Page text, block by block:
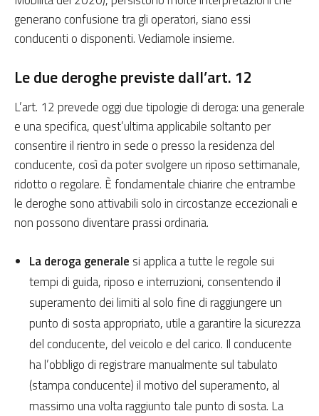
generano confusione tra gli operatori, siano essi
conducenti o disponenti. Vediamole insieme.
Le due deroghe previste dall’art. 12
L’art. 12 prevede oggi due tipologie di deroga: una generale
e una specifica, quest’ultima applicabile soltanto per
consentire il rientro in sede o presso la residenza del
conducente, così da poter svolgere un riposo settimanale,
ridotto o regolare. È fondamentale chiarire che entrambe
le deroghe sono attivabili solo in circostanze eccezionali e
non possono diventare prassi ordinaria.
La deroga generale si applica a tutte le regole sui
tempi di guida, riposo e interruzioni, consentendo il
superamento dei limiti al solo fine di raggiungere un
punto di sosta appropriato, utile a garantire la sicurezza
del conducente, del veicolo e del carico. Il conducente
ha l’obbligo di registrare manualmente sul tabulato
(stampa conducente) il motivo del superamento, al
massimo una volta raggiunto tale punto di sosta. La